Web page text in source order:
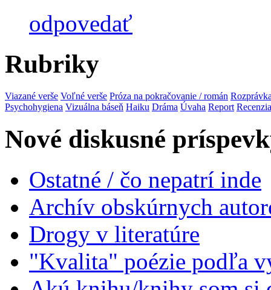
odpovedať
Rubriky
Viazané verše Voľné verše Próza na pokračovanie / román
Psychohygiena Vizuálna báseň Haiku Dráma Úvaha Report Recenzia
Nové diskusné
Ostatné / čo nepatrí inde
Archív obskúrnych
Drogy v literatúre
"Kvalita" poézie podľa